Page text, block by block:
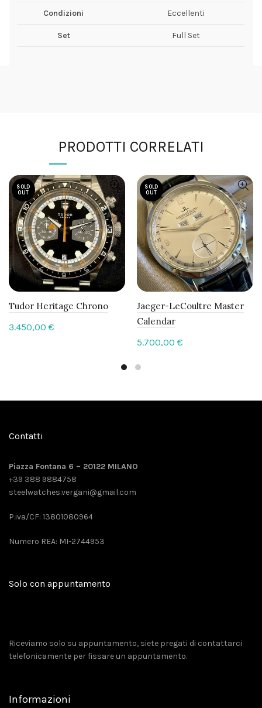
Condizioni Eccellenti
Set Full Set
PRODOTTI CORRELATI
SOLD
OUT
Tudor Heritage Chrono
3.450,00 €
SOLD
OUT
Jaeger-LeCoultre Master
Calendar
5.700,00 €
Contatti
Piazza Fontana 6 – 20122 MILANO
+39 388 9884758
steelwatches.vergani@gmail.com
P.iva/CF: 13801080964
Numero REA: MI-2744953
Solo con appuntamento
Riceviamo solo su appuntamento, siete pregati di contattarci
telefonicamente per fissare un appuntamento.
Informazioni